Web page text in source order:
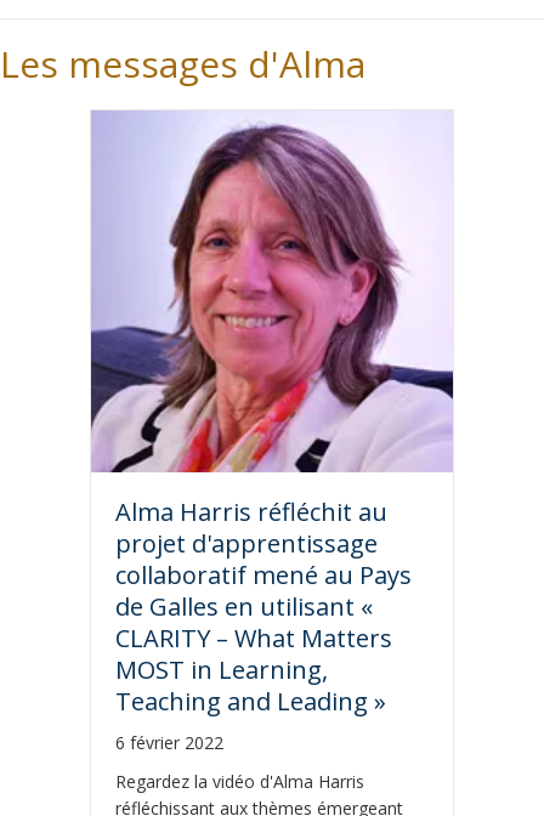
Les messages d'Alma
Alma Harris réfléchit au
projet d'apprentissage
collaboratif mené au Pays
de Galles en utilisant «
CLARITY – What Matters
MOST in Learning,
Teaching and Leading »
6 février 2022
Regardez la vidéo d'Alma Harris
réfléchissant aux thèmes émergeant